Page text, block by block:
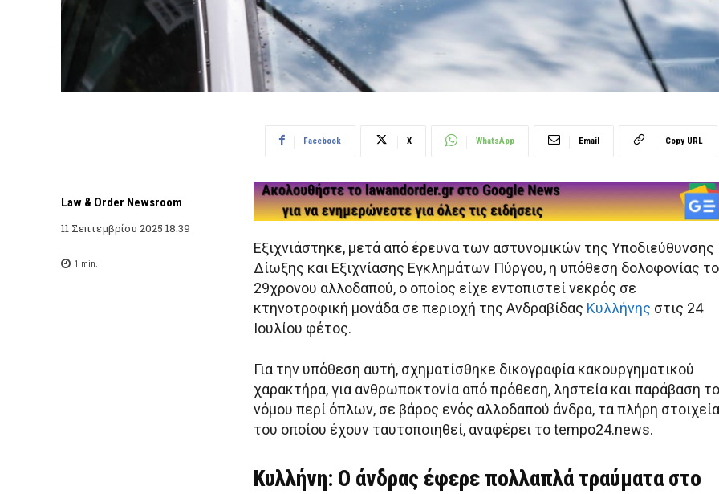
Law & Order Newsroom
11 Σεπτεμβρίου 2025 18:39
1 min.
Facebook X WhatsApp Email Copy URL
Εξιχνιάστηκε, μετά από έρευνα των αστυνομικών της Υποδιεύθυνσης
Δίωξης και Εξιχνίασης Εγκλημάτων Πύργου, η υπόθεση δολοφονίας
29χρονου αλλοδαπού, ο οποίος είχε εντοπιστεί νεκρός σε
κτηνοτροφική μονάδα σε περιοχή της Ανδραβίδας Κυλλήνης στις 24
Ιουλίου φέτος.
Για την υπόθεση αυτή, σχηματίσθηκε δικογραφία κακουργηματικού
χαρακτήρα, για ανθρωποκτονία από πρόθεση, ληστεία και παράβαση
νόμου περί όπλων, σε βάρος ενός αλλοδαπού άνδρα, τα πλήρη στοιχεία
του οποίου έχουν ταυτοποιηθεί, αναφέρει το tempo24.news.
Κυλλήνη: Ο άνδρας έφερε πολλαπλά τραύματα στο